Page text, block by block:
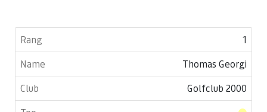
1
Thomas Georgi
Golfclub 2000